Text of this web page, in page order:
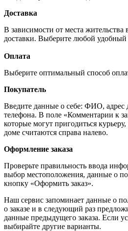
Доставка
В зависимости от места
доставки. Выберите любой удобный
Оплата
Выберите оптимальный способ
Покупатель
Введите данные о себе: ФИО, адрес
телефона. В поле «Комментарии к
которые могут пригодиться
доме считаются справа налево.
Оформление заказа
Проверьте правильность ввода
выбор местоположения, данные о
кнопку «Оформить заказ».
Наш сервис запоминает данные о
о заказе и в следующий раз
данные предыдущего заказа. Если
выбирайте другие варианты.